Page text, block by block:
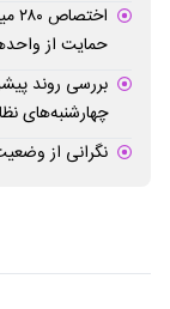
حمایت از
بررسی روند
چهارشنبه‌های
نگرانی از